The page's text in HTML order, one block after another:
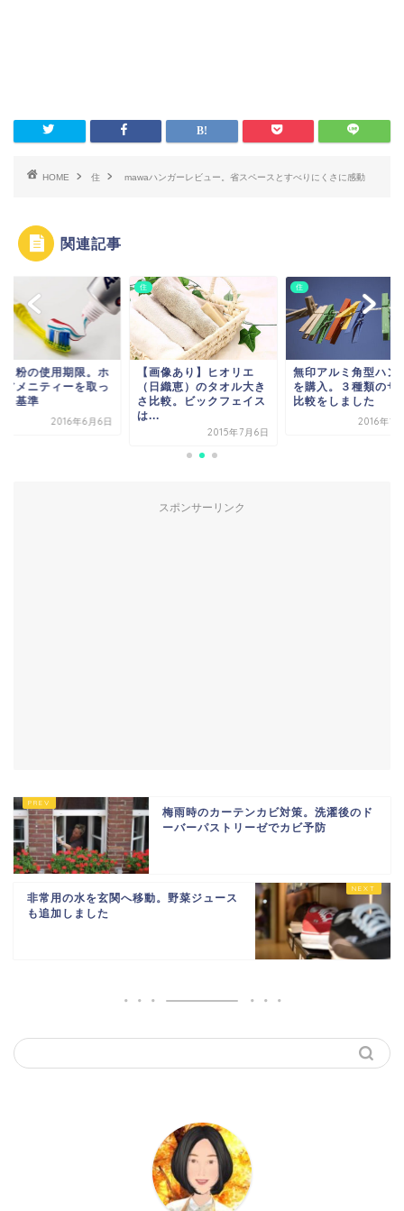
HOME 住 mawaハンガーレビュー。省スペースとすべりにくさに感動
関連記事
画像あり】ヒオリエ
日織恵）のタオル大き
比較。ビックフェイス
住
無印アルミ角型ハンガー
を購入。３種類のサイズ
比較をしました
住
歯磨き粉の使用期
テルアメニティー
ておく基準
2016
スポンサーリンク
梅雨時のカーテンカビ対策。洗濯後のド
ーバーパストリーゼでカビ予防
非常用の水を玄関へ移動。野菜ジュース
も追加しました